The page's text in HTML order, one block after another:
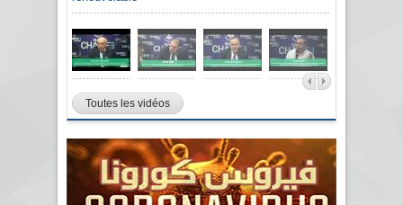
Toutes les vidéos